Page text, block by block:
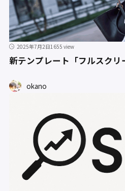
2025年7月2日1655 view
新テンプレート「フルスクリ
okano